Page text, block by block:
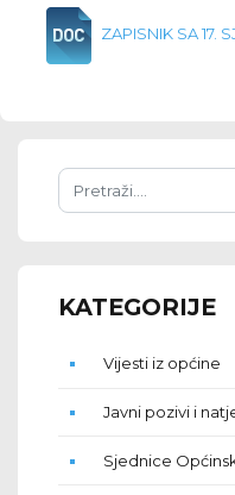
ZAPISNIK SA 17.
KATEGORIJE
Vijesti iz općine
Javni pozivi i
Sjednice